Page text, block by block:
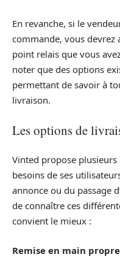
En revanche, si le
commande, vous devrez
point relais que vous
noter que des options
permettant de savoir à
livraison.
Les options de
Vinted propose
besoins de ses
annonce ou du passage
de connaître ces
convient le mieux :
Remise en main